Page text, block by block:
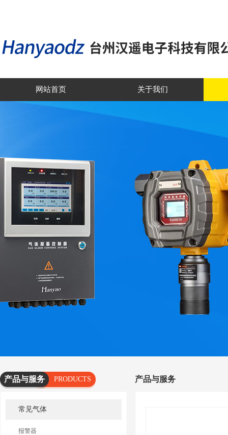
网站首页 关于我们
产品与服务
PRODUCTS
常见气体
报警器
产品与服务